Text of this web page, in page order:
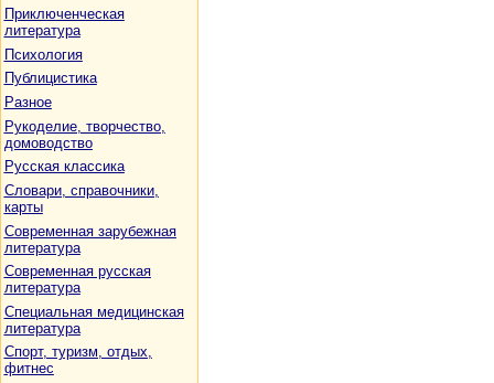
Приключенческая
литература
Психология
Публицистика
Разное
Рукоделие, творчество,
домоводство
Русская классика
Словари, справочники,
карты
Современная зарубежная
литература
Современная русская
литература
Специальная медицинская
литература
Спорт, туризм, отдых,
фитнес